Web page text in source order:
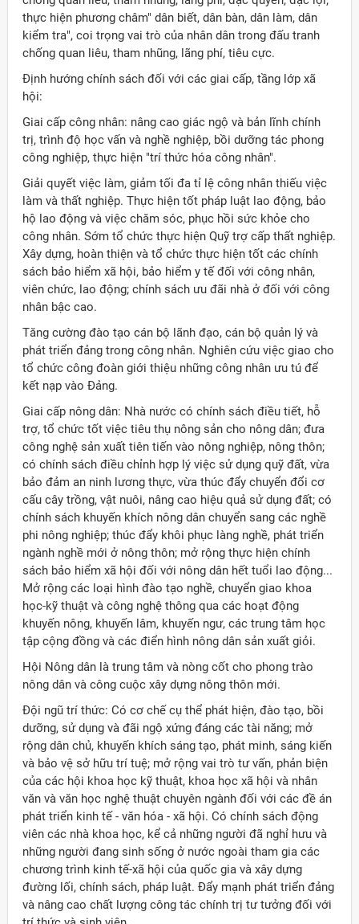
thực hiện phương châm" dân biết, dân bàn, dân làm, dân
kiểm tra", coi trọng vai trò của nhân dân trong đấu tranh
chống quan liêu, tham nhũng, lãng phí, tiêu cực.
Ðịnh hướng chính sách đối với các giai cấp, tầng lớp xã
hội:
Giai cấp công nhân: nâng cao giác ngộ và bản lĩnh chính
trị, trình độ học vấn và nghề nghiệp, bồi dưỡng tác phong
công nghiệp, thực hiện "trí thức hóa công nhân".
Giải quyết việc làm, giảm tối đa tỉ lệ công nhân thiếu việc
làm và thất nghiệp. Thực hiện tốt pháp luật lao động, bảo
hộ lao động và việc chăm sóc, phục hồi sức khỏe cho
công nhân. Sớm tổ chức thực hiện Quỹ trợ cấp thất nghiệp.
Xây dựng, hoàn thiện và tổ chức thực hiện tốt các chính
sách bảo hiểm xã hội, bảo hiểm y tế đối với công nhân,
viên chức, lao động; chính sách ưu đãi nhà ở đối với công
nhân bậc cao.
Tăng cường đào tạo cán bộ lãnh đạo, cán bộ quản lý và
phát triển đảng trong công nhân. Nghiên cứu việc giao cho
tổ chức công đoàn giới thiệu những công nhân ưu tú để
kết nạp vào Ðảng.
Giai cấp nông dân: Nhà nước có chính sách điều tiết, hỗ
trợ, tổ chức tốt việc tiêu thụ nông sản cho nông dân; đưa
công nghệ sản xuất tiên tiến vào nông nghiệp, nông thôn;
có chính sách điều chỉnh hợp lý việc sử dụng quỹ đất, vừa
bảo đảm an ninh lương thực, vừa thúc đẩy chuyển đổi cơ
cấu cây trồng, vật nuôi, nâng cao hiệu quả sử dụng đất; có
chính sách khuyến khích nông dân chuyển sang các nghề
phi nông nghiệp; thúc đẩy khôi phục làng nghề, phát triển
ngành nghề mới ở nông thôn; mở rộng thực hiện chính
sách bảo hiểm xã hội đối với nông dân hết tuổi lao động...
Mở rộng các loại hình đào tạo nghề, chuyển giao khoa
học-kỹ thuật và công nghệ thông qua các hoạt động
khuyến nông, khuyến lâm, khuyến ngư, các trung tâm học
tập cộng đồng và các điển hình nông dân sản xuất giỏi.
Hội Nông dân là trung tâm và nòng cốt cho phong trào
nông dân và công cuộc xây dựng nông thôn mới.
Ðội ngũ trí thức: Có cơ chế cụ thể phát hiện, đào tạo, bồi
dưỡng, sử dụng và đãi ngộ xứng đáng các tài năng; mở
rộng dân chủ, khuyến khích sáng tạo, phát minh, sáng kiến
và bảo vệ sở hữu trí tuệ; mở rộng vai trò tư vấn, phản biện
của các hội khoa học kỹ thuật, khoa học xã hội và nhân
văn và văn học nghệ thuật chuyên ngành đối với các đề án
phát triển kinh tế - văn hóa - xã hội. Có chính sách động
viên các nhà khoa học, kể cả những người đã nghỉ hưu và
những người đang sinh sống ở nước ngoài tham gia các
chương trình kinh tế-xã hội của quốc gia và xây dựng
đường lối, chính sách, pháp luật. Ðẩy mạnh phát triển đảng
và nâng cao chất lượng công tác chính trị tư tưởng đối với